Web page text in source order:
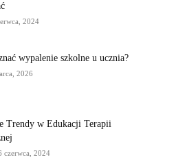
2024
wypalenie szkolne u ucznia?
2026
Trendy w Edukacji Terapii
czerwca, 2024